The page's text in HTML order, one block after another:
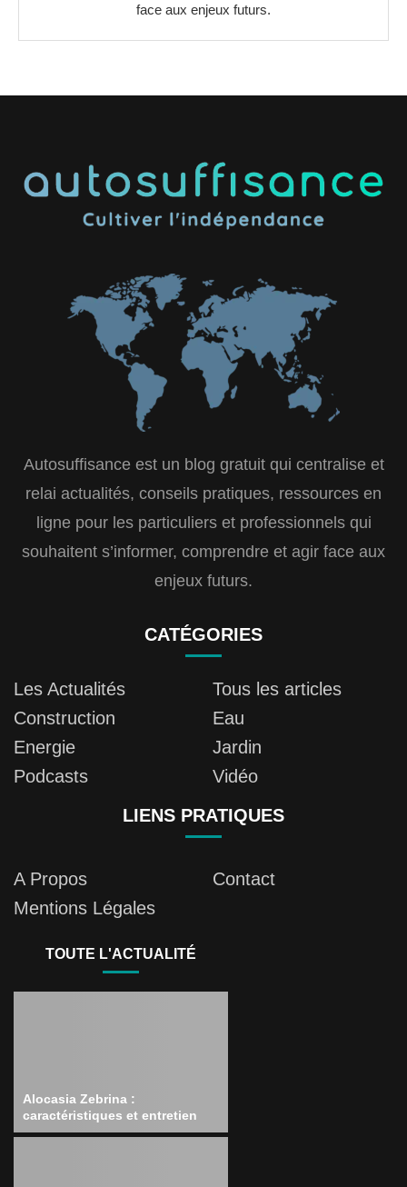
face aux enjeux futurs.
Autosuffisance est un blog gratuit qui centralise et
relai actualités, conseils pratiques, ressources en
ligne pour les particuliers et professionnels qui
souhaitent s’informer, comprendre et agir face aux
enjeux futurs.
CATÉGORIES
Les Actualités
Tous les articles
Construction
Eau
Energie
Jardin
Podcasts
Vidéo
LIENS PRATIQUES
A Propos
Contact
Mentions Légales
TOUTE L'ACTUALITÉ
Alocasia Zebrina :
caractéristiques et entretien